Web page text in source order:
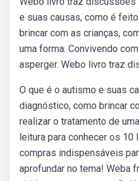
e suas causas, como é
brincar com as crianças,
uma forma. Convivendo
asperger. Webo livro traz
O que é o autismo e suas
diagnóstico, como brincar
realizar o tratamento de
leitura para conhecer os
compras indispensáveis
aprofundar no tema! Weba